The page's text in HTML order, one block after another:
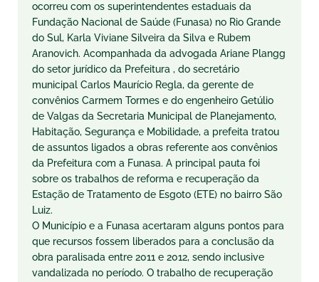
ocorreu com os superintendentes estaduais da
Fundação Nacional de Saúde (Funasa) no Rio Grande
do Sul, Karla Viviane Silveira da Silva e Rubem
Aranovich. Acompanhada da advogada Ariane Plangg
do setor jurídico da Prefeitura , do secretário
municipal Carlos Maurício Regla, da gerente de
convênios Carmem Tormes e do engenheiro Getúlio
de Valgas da Secretaria Municipal de Planejamento,
Habitação, Segurança e Mobilidade, a prefeita tratou
de assuntos ligados a obras referente aos convênios
da Prefeitura com a Funasa. A principal pauta foi
sobre os trabalhos de reforma e recuperação da
Estação de Tratamento de Esgoto (ETE) no bairro São
Luiz.
O Município e a Funasa acertaram alguns pontos para
que recursos fossem liberados para a conclusão da
obra paralisada entre 2011 e 2012, sendo inclusive
vandalizada no período. O trabalho de recuperação